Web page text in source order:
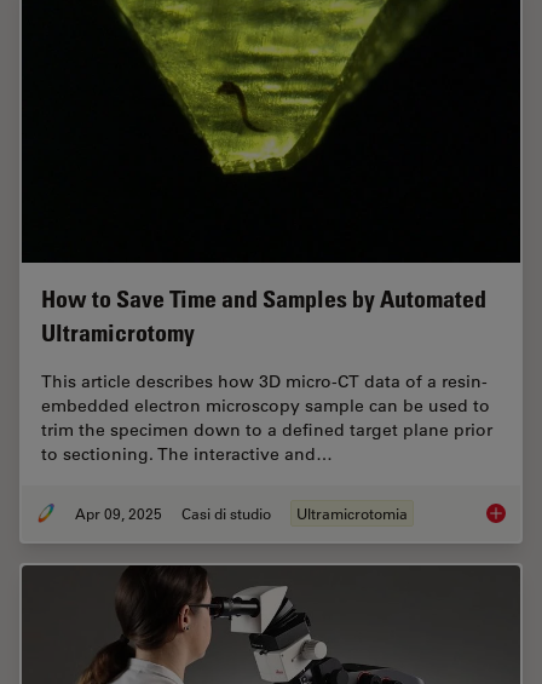
How to Save Time and Samples by Automated
Ultramicrotomy
This article describes how 3D micro-CT data of a resin-
embedded electron microscopy sample can be used to
trim the specimen down to a defined target plane prior
to sectioning. The interactive and…
Apr 09, 2025 Casi di studio Ultramicrotomia How to